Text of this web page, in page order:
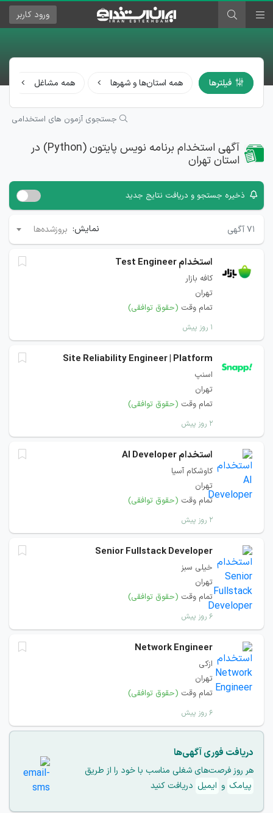
ورود کاربر
فیلترها همه استان‌ها و شهرها همه مشاغل
جستجوی آزمون های استخدامی
آگهی استخدام برنامه نویس پایتون (Python) در
استان تهران
ذخیره جستجو و دریافت نتایج جدید
۷۱آگهی نمایش: بروزشده‌ها
استخدام Test Engineer
کافه بازار
تهران
تمام وقت (حقوق توافقی)
۱ روز پیش
Site Reliability Engineer | Platform
اسنپ
تهران
تمام وقت (حقوق توافقی)
۲ روز پیش
استخدام AI Developer
کاوشکام آسیا
تهران
تمام وقت (حقوق توافقی)
۲ روز پیش
Senior Fullstack Developer
خیلی سبز
تهران
تمام وقت (حقوق توافقی)
۶ روز پیش
Network Engineer
ازکی
تهران
تمام وقت (حقوق توافقی)
۶ روز پیش
دریافت فوری آگهی‌ها
هر روز فرصت‌های شغلی مناسب با خود را از طریق
پیامک و ایمیل دریافت کنید